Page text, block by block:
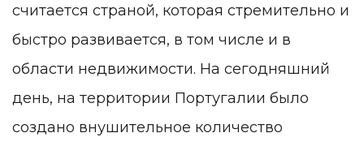
считается страной, которая стремительно и
быстро развивается, в том числе и в
области недвижимости. На сегодняшний
день, на территории Португалии было
создано внушительное количество